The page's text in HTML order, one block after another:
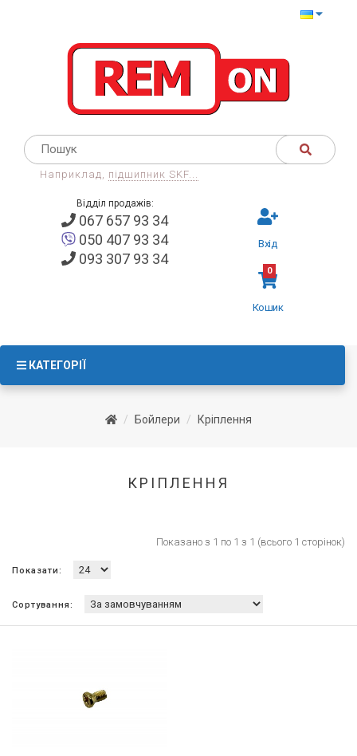
Наприклад, підшипник SKF...
Відділ продажів:
067 657 93 34
050 407 93 34
093 307 93 34
Вхід
Кошик
0
КАТЕГОРІЇ
Бойлери Кріплення
КРІПЛЕННЯ
Показано з 1 по 1 з 1 (всього 1 сторінок)
Показати:
Сортування: